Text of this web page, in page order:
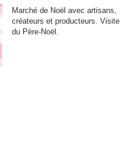
Marché de Noël avec artisans,
créateurs et producteurs. Visite
du Père-Noël.